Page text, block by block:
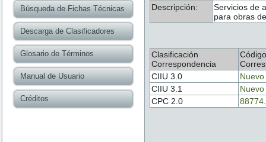
Búsqueda de Fichas Técnicas
Descarga de Clasificadores
Glosario de Términos
Manual de Usuario
Créditos
Descripción:
Servicios de
para obras
Clasificación
Correspondencia
Código
CIIU 3.0
Nuevo
CIIU 3.1
Nuevo
CPC 2.0